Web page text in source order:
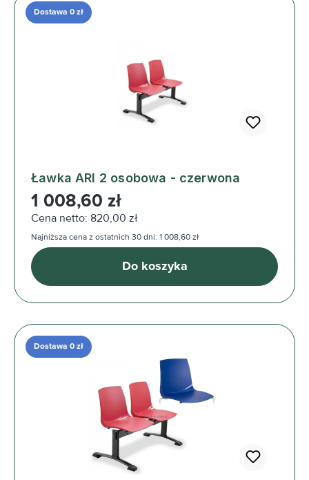
Ławka ARI 2 osobowa - czerwona
Dostawa 0 zł
Cena regularna:
1 008,60 zł
Cena netto: 820,00 zł
Najniższa cena z ostatnich 30 dni: 1 008,60 zł
Do koszyka
Dostawa 0 zł